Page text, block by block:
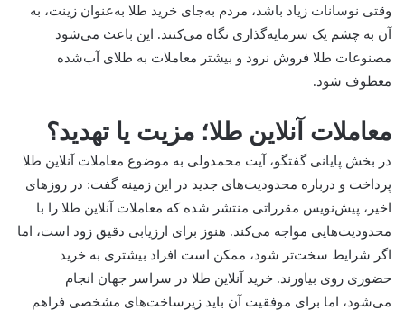
وقتی نوسانات زیاد باشد، مردم به‌جای خرید طلا به‌عنوان زینت، به
آن به چشم یک سرمایه‌گذاری نگاه می‌کنند. این باعث می‌شود
مصنوعات طلا فروش نرود و بیشتر معاملات به طلای آب‌شده
معطوف شود.
معاملات آنلاین طلا؛ مزیت یا تهدید؟
در بخش پایانی گفتگو، آیت محمدولی به موضوع معاملات آنلاین طلا
پرداخت و درباره محدودیت‌های جدید در این زمینه گفت: در روزهای
اخیر، پیش‌نویس مقرراتی منتشر شده که معاملات آنلاین طلا را با
محدودیت‌هایی مواجه می‌کند. هنوز برای ارزیابی دقیق زود است، اما
اگر شرایط سخت‌تر شود، ممکن است افراد بیشتری به خرید
حضوری روی بیاورند. خرید آنلاین طلا در سراسر جهان انجام
می‌شود، اما برای موفقیت آن باید زیرساخت‌های مشخصی فراهم